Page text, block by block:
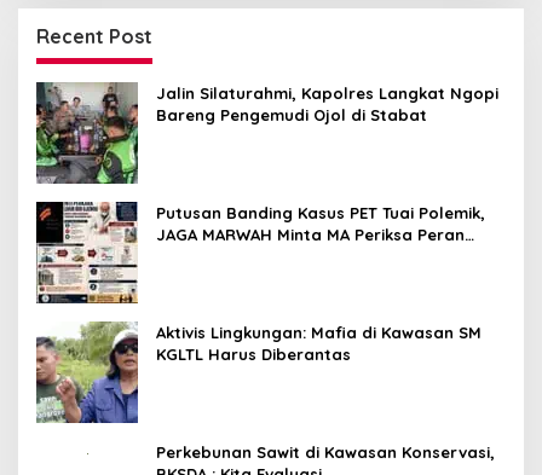
Recent Post
Jalin Silaturahmi, Kapolres Langkat Ngopi
Bareng Pengemudi Ojol di Stabat
Putusan Banding Kasus PET Tuai Polemik,
JAGA MARWAH Minta MA Periksa Peran
Aktivis Lingkungan: Mafia di Kawasan SM
KGLTL Harus Diberantas
Perkebunan Sawit di Kawasan Konservasi,